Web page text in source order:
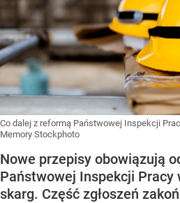
Co dalej z reformą Państwowej Inspekcji
Memory Stockphoto
Nowe przepisy obowiązują
Państwowej Inspekcji Pracy
skarg. Część zgłoszeń